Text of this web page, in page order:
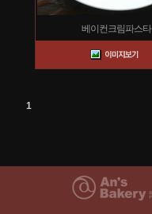
베이컨크림파스타
1